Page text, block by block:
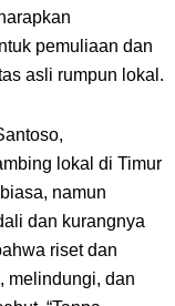
pemuliaan dan
asli rumpun lokal.
lokal di Timur
namun
dan kurangnya
riset dan
melindungi, dan